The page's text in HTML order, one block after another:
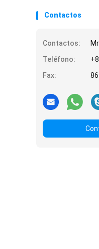
Contactos
Contactos:
Teléfono:
Fax: